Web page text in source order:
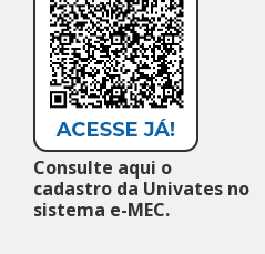
Consulte aqui o
cadastro da Univates no
sistema e-MEC.